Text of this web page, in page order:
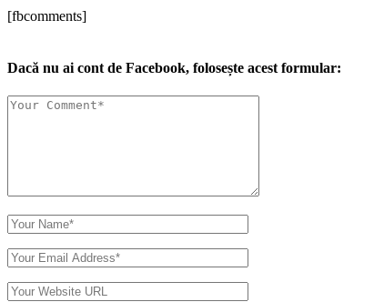
[fbcomments]
Dacă nu ai cont de Facebook, folosește acest formular: